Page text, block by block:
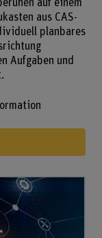
auf einem
aus CAS-
planbares
Aufgaben und